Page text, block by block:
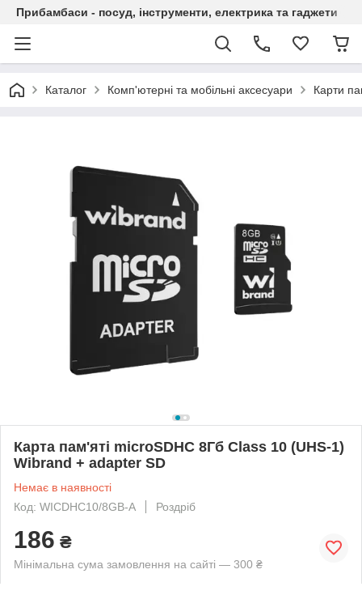
Прибамбаси - посуд, інструменти, електрика та гаджети
Каталог Комп'ютерні та мобільні аксесуари Карти
Карта пам'яті microSDHC 8Гб Class 10 (UHS-1)
Wibrand + adapter SD
Немає в наявності
Код: WICDHC10/8GB-A
Роздріб
186 ₴
Мінімальна сума замовлення на сайті — 300 ₴